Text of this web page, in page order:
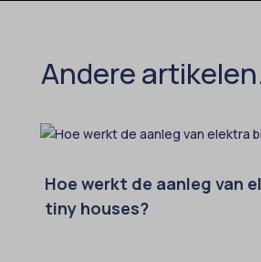
Andere
Hoe werkt de aanleg van
tiny houses?